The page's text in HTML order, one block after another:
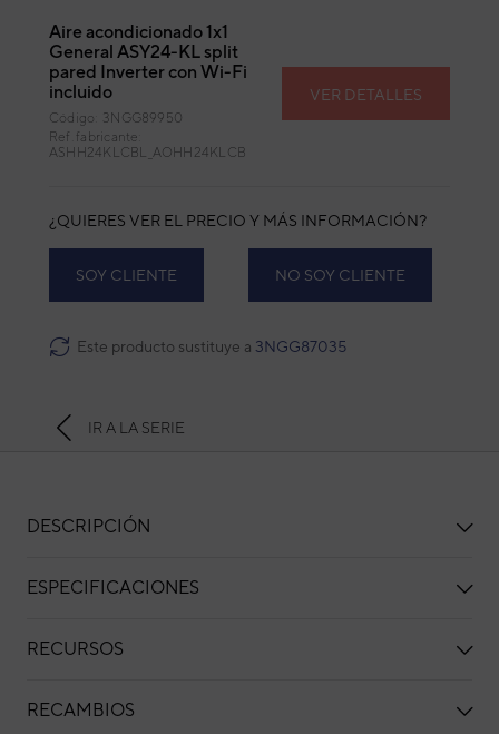
Aire acondicionado 1x1
General ASY24-KL split
pared Inverter con Wi-Fi
incluido
Código: 3NGG89950
Ref. fabricante:
ASHH24KLCBL_AOHH24KLCB
VER DETALLES
¿QUIERES VER EL PRECIO Y MÁS INFORMACIÓN?
SOY CLIENTE NO SOY CLIENTE
Este producto sustituye a 3NGG87035
IR A LA SERIE
DESCRIPCIÓN
ESPECIFICACIONES
RECURSOS
RECAMBIOS